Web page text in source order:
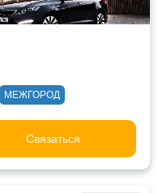
МЕЖГОРОД
Связаться